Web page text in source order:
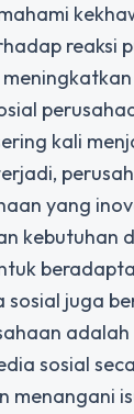
reaksi
kali
yang
kebutuhan
sosial juga
sosial
menangani